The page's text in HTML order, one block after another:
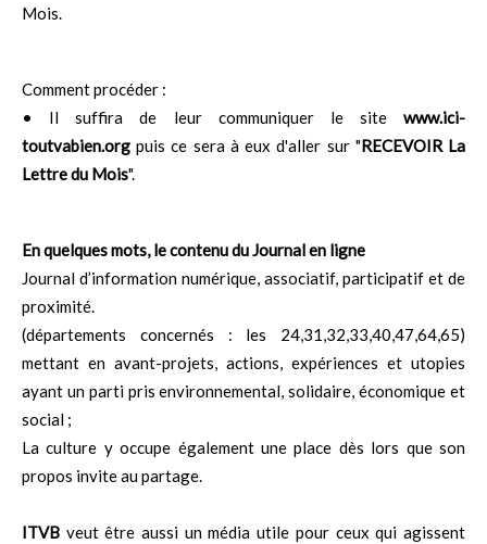
Mois.
Comment procéder :
• Il suffira de leur communiquer le site www.ici-
toutvabien.org puis ce sera à eux d'aller sur "RECEVOIR La
Lettre du Mois".
En quelques mots, le contenu du Journal en ligne
Journal d’information numérique, associatif, participatif et de
proximité.
(départements concernés : les 24,31,32,33,40,47,64,65)
mettant en avant-projets, actions, expériences et utopies
ayant un parti pris environnemental, solidaire, économique et
social ;
La culture y occupe également une place dès lors que son
propos invite au partage.
ITVB veut être aussi un média utile pour ceux qui agissent